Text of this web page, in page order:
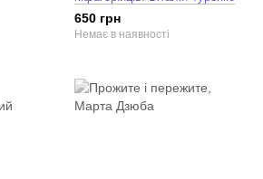
650 грн
Немає в наявності